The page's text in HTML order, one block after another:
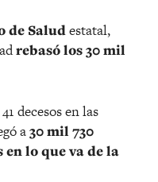
de Saludestatal,
rebasó los 30 mil
decesos en las
a30 mil 730
en lo que va de la